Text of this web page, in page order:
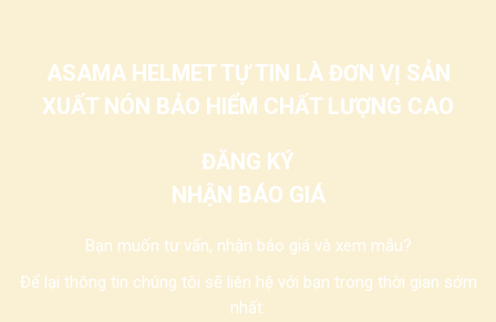
ASAMA HELMET TỰ TIN LÀ ĐƠN VỊ SẢN
XUẤT NÓN BẢO HIỂM CHẤT LƯỢNG CAO
ĐĂNG KÝ
NHẬN BÁO GIÁ
Bạn muốn tư vấn, nhận báo giá và xem mẫu?
Để lại thông tin chúng tôi sẽ liên hệ với bạn trong thời gian sớm
nhất.